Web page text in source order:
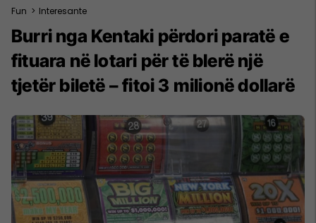
Fun > Interesante
Burri nga Kentaki përdori paratë e
fituara në lotari për të blerë një
tjetër biletë – fitoi 3 milionë dollarë